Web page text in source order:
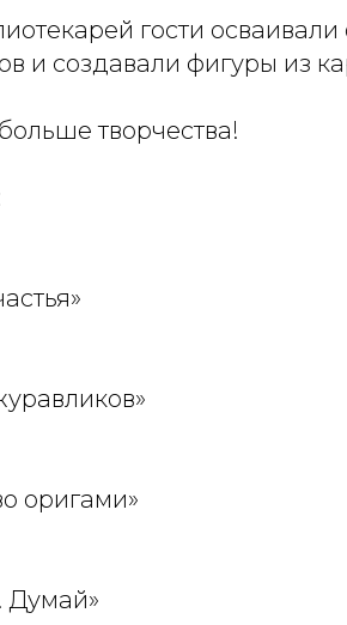
гости осваивали
и создавали фигуры из
творчества!
оригами»
Думай»